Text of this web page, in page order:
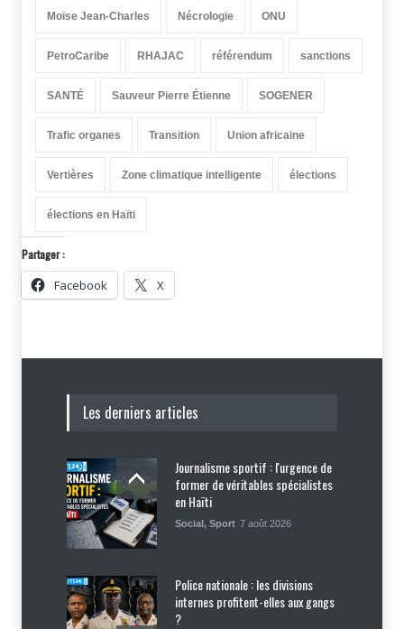
Moïse Jean-Charles Nécrologie ONU
PetroCaribe RHAJAC référendum sanctions
SANTÉ Sauveur Pierre Étienne SOGENER
Trafic organes Transition Union africaine
Vertières Zone climatique intelligente élections
élections en Haïti
Partager :
Facebook X
Les derniers articles
Journalisme sportif : l'urgence de
former de véritables spécialistes
en Haïti
Social, Sport 7 août 2026
Police nationale : les divisions
internes profitent-elles aux gangs
?